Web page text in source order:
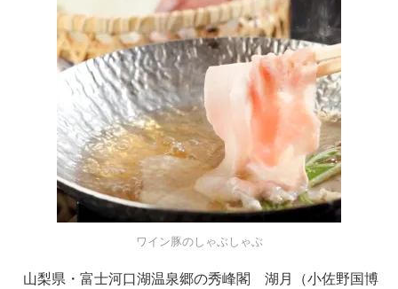
ワイン豚のしゃぶしゃぶ
山梨県・富士河口湖温泉郷の秀峰閣 湖月（小佐野国博